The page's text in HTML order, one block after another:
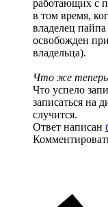
работающих с
в том время,
владелец
освобожден
владельца).
Что же теперь
Что успело
записаться на
случится.
Ответ написан